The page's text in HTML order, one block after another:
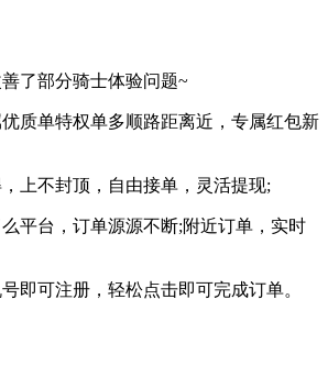
了部分骑士体验问题~
质单特权单多顺路距离近，专属红包新
上不封顶，自由接单，灵活提现;
平台，订单源源不断;附近订单，实时
即可注册，轻松点击即可完成订单。